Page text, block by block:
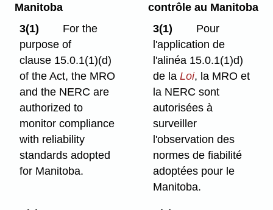
Manitoba
3(1)
For the
purpose of
clause 15.0.1(1)⁠(d)
of the Act, the MRO
and the NERC are
authorized to
monitor compliance
with reliability
standards adopted
for Manitoba.
contrôle au Manitoba
3(1)
Pour
l'application de
l'alinéa 15.0.1(1)d)
de laLoi, la MRO et
la NERC sont
autorisées à
surveiller
l'observation des
normes de fiabilité
adoptées pour le
Manitoba.